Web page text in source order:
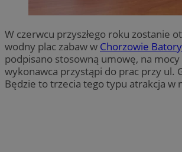
W czerwcu przyszłego roku zostanie
wodny plac zabaw w Chorzowie
podpisano stosowną umowę, na
wykonawca przystąpi do prac przy ul.
Będzie to trzecia tego typu atrakcja w